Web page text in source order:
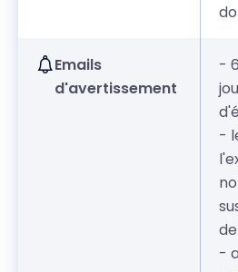
Emails
d'avertissement
-
-
-